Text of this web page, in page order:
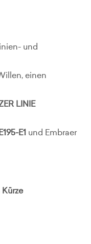
und
einen
LINIE
E1 und Embraer